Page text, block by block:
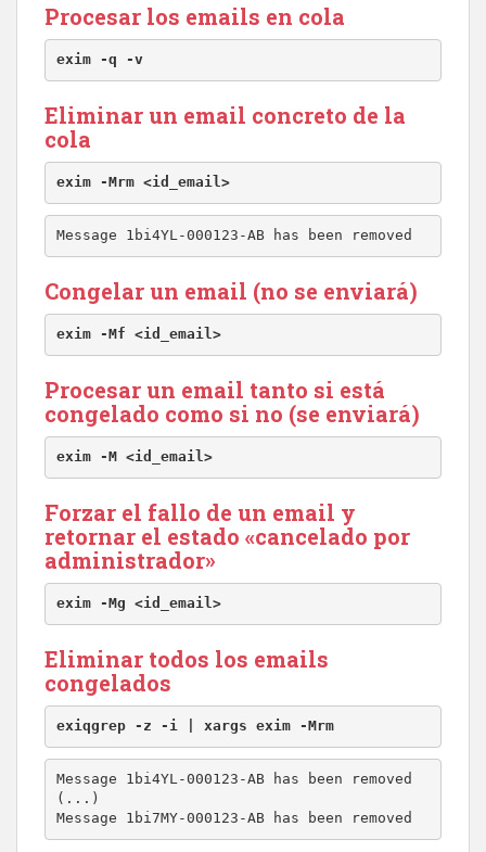
Procesar los emails en cola
exim -q -v
Eliminar un email concreto de la
cola
exim -Mrm <id_email>
Message 1bi4YL-000123-AB has been removed
Congelar un email (no se enviará)
exim -Mf <id_email>
Procesar un email tanto si está
congelado como si no (se enviará)
exim -M <id_email>
Forzar el fallo de un email y
retornar el estado «cancelado por
administrador»
exim -Mg <id_email>
Eliminar todos los emails
congelados
exiqgrep -z -i | xargs exim -Mrm
Message 1bi4YL-000123-AB has been removed
(...)
Message 1bi7MY-000123-AB has been removed